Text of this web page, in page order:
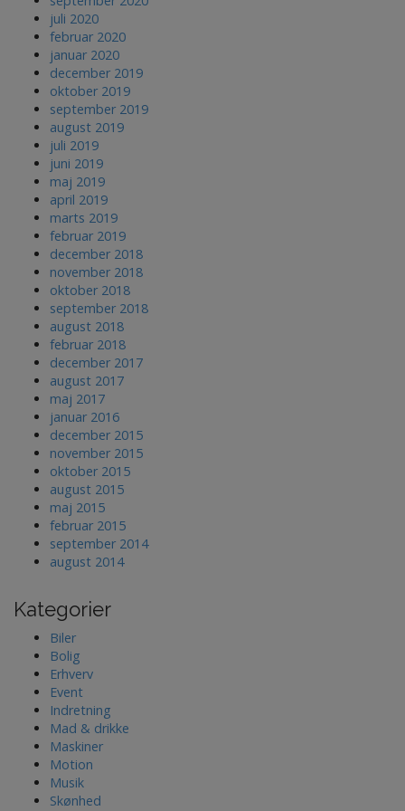
juli 2020
februar 2020
januar 2020
december 2019
oktober 2019
september 2019
august 2019
juli 2019
juni 2019
maj 2019
april 2019
marts 2019
februar 2019
december 2018
november 2018
oktober 2018
september 2018
august 2018
februar 2018
december 2017
august 2017
maj 2017
januar 2016
december 2015
november 2015
oktober 2015
august 2015
maj 2015
februar 2015
september 2014
august 2014
Kategorier
Biler
Bolig
Erhverv
Event
Indretning
Mad & drikke
Maskiner
Motion
Musik
Skønhed